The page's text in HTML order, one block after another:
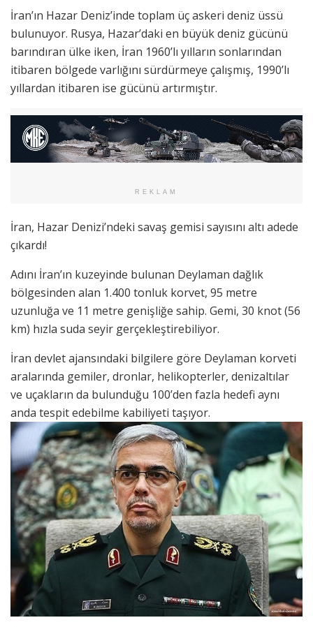
İran’ın Hazar Deniz’inde toplam üç askeri deniz üssü
bulunuyor. Rusya, Hazar’daki en büyük deniz gücünü
barındıran ülke iken, İran 1960’lı yılların sonlarından
itibaren bölgede varlığını sürdürmeye çalışmış, 1990’lı
yıllardan itibaren ise gücünü artırmıştır.
REKLAM
İran, Hazar Denizi’ndeki savaş gemisi sayısını altı adede
çıkardı!
Adını İran’ın kuzeyinde bulunan Deylaman dağlık
bölgesinden alan 1.400 tonluk korvet, 95 metre
uzunluğa ve 11 metre genişliğe sahip. Gemi, 30 knot (56
km) hızla suda seyir gerçekleştirebiliyor.
İran devlet ajansındaki bilgilere göre Deylaman korveti
aralarında gemiler, dronlar, helikopterler, denizaltılar
ve uçakların da bulunduğu 100’den fazla hedefi aynı
anda tespit edebilme kabiliyeti taşıyor.